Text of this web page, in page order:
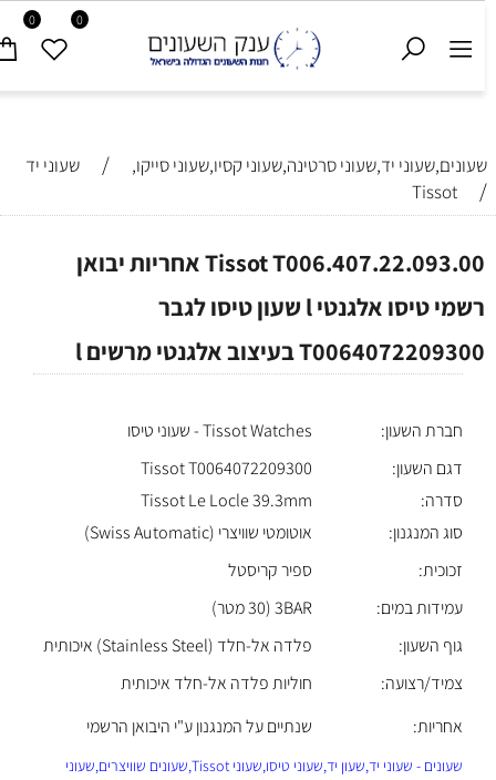
0 0
שעונים,שעוני יד,שעוני סרטינה,שעוני קסיו,שעוני סייקו, / שעוני יד
/
Tissot
Tissot T006.407.22.093.00 אחריות יבואן
רשמי טיסו אלגנטי l שעון טיסו לגבר
T0064072209300 בעיצוב אלגנטי מרשים l
חברת השעון:
Tissot Watches - שעוני טיסו
דגם השעון:
Tissot T0064072209300
סדרה:
Tissot Le Locle 39.3mm
סוג המנגנון:
אוטומטי שוויצרי (Swiss Automatic)
זכוכית:
ספיר קריסטל
עמידות במים:
3BAR (30 מטר)
גוף השעון:
פלדה אל-חלד (Stainless Steel) איכותית
צמיד/רצועה:
חוליות פלדה אל-חלד איכותית
אחריות:
שנתיים על המנגנון ע"י היבואן הרשמי
שעונים - שעוני יד,שעון יד,שעוני טיסו,שעוני Tissot,שעונים שוויצרים,שעוני